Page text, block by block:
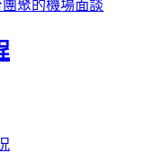
聚的機場面談